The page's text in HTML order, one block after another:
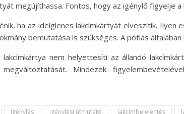
megújíthassa. Fontos, hogy az igénylő figyelje
ha az ideiglenes lakcímkártyát elveszítik.
bemutatása is szükséges. A pótlás
nem helyettesíti az állandó
Mindezek
igénylés igénylési útmutató lakcímbejelentés